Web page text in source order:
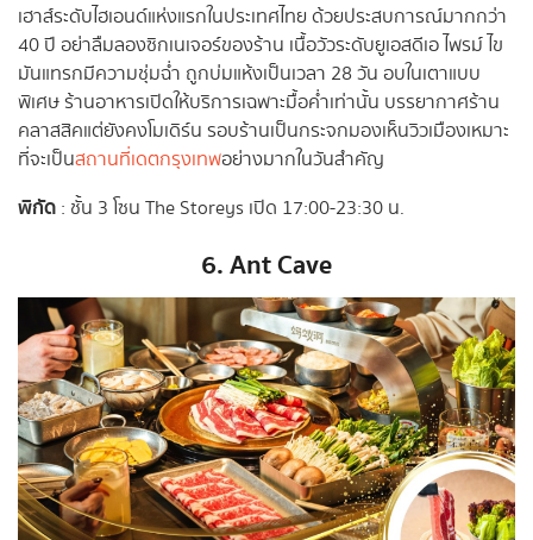
เฮาส์ระดับไฮเอนด์แห่งแรกในประเทศไทย ด้วยประสบการณ์มากกว่า
40 ปี อย่าลืมลองซิกเนเจอร์ของร้าน เนื้อวัวระดับยูเอสดีเอ ไพรม์ ไข
มันแทรกมีความชุ่มฉ่ำ ถูกบ่มแห้งเป็นเวลา 28 วัน อบในเตาแบบ
พิเศษ ร้านอาหารเปิดให้บริการเฉพาะมื้อค่ำเท่านั้น บรรยากาศร้าน
คลาสสิคแต่ยังคงโมเดิร์น รอบร้านเป็นกระจกมองเห็นวิวเมืองเหมาะ
ที่จะเป็นสถานที่เดตกรุงเทพอย่างมากในวันสำคัญ
พิกัด : ชั้น 3 โซน The Storeys เปิด 17:00-23:30 น.
6. Ant Cave